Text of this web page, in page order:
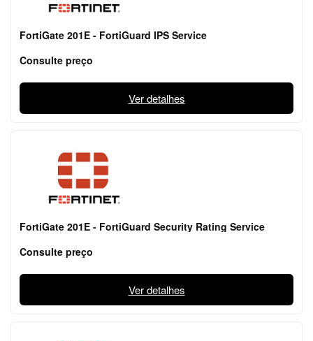
FortiGate 201E - FortiGuard IPS Service
Consulte preço
Ver detalhes
FortiGate 201E - FortiGuard Security Rating Service
Consulte preço
Ver detalhes